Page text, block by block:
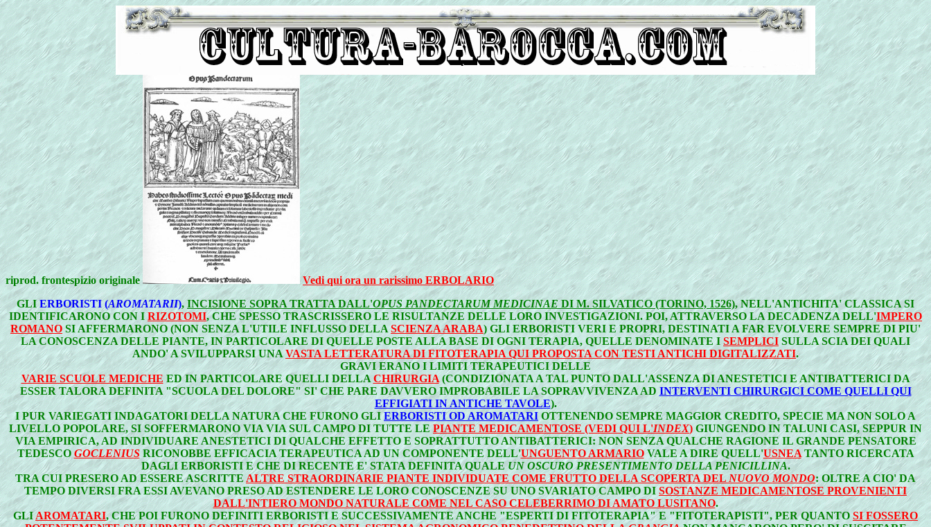
riprod. frontespizio originale
Vedi qui ora un rarissimo ERBOLARIO
GLIERBORISTI (AROMATARII),INCISIONE SOPRA TRATTA DALL'OPUS PANDECTARUM MEDICINAEDI M. SILVATICO (TORINO, 1526), NELL'ANTICHITA' CLASSICA SI
IDENTIFICARONO CON IRIZOTOMI, CHE SPESSO TRASCRISSERO LE RISULTANZE DELLE LORO INVESTIGAZIONI. POI, ATTRAVERSO LA DECADENZA DELL'IMPERO
ROMANO SI AFFERMARONO (NON SENZA L'UTILE INFLUSSO DELLASCIENZA ARABA) GLI ERBORISTI VERI E PROPRI, DESTINATI A FAR EVOLVERE SEMPRE DI PIU'
LA CONOSCENZA DELLE PIANTE, IN PARTICOLARE DI QUELLE POSTE ALLA BASE DI OGNI TERAPIA, QUELLE DENOMINATE I SEMPLICI SULLA SCIA DEI QUALI
ANDO' A SVILUPPARSI UNAVASTA LETTERATURA DI FITOTERAPIA QUI PROPOSTA CON TESTI ANTICHI DIGITALIZZATI.
GRAVI ERANO I LIMITI TERAPEUTICI DELLE
VARIE SCUOLE MEDICHE ED IN PARTICOLARE QUELLI DELLA CHIRURGIA(CONDIZIONATA A TAL PUNTO DALL'ASSENZA DI ANESTETICI E ANTIBATTERICI DA
ESSER TALORA DEFINITA "SCUOLA DEL DOLORE" SI' CHE PARE DAVVERO IMPROBABILE LA SOPRAVVIVENZA AD INTERVENTI CHIRURGICI COME QUELLI QUI
EFFIGIATI IN ANTICHE TAVOLE).
I PUR VARIEGATI INDAGATORI DELLA NATURA CHE FURONO GLIERBORISTI OD AROMATARI OTTENENDO SEMPRE MAGGIOR CREDITO, SPECIE MA NON SOLO A
LIVELLO POPOLARE, SI SOFFERMARONO VIA VIA SUL CAMPO DI TUTTE LE PIANTE MEDICAMENTOSE (VEDI QUI L'INDEX) GIUNGENDO IN TALUNI CASI, SEPPUR IN
VIA EMPIRICA, AD INDIVIDUARE ANESTETICI DI QUALCHE EFFETTO E SOPRATTUTTO ANTIBATTERICI: NON SENZA QUALCHE RAGIONE IL GRANDE PENSATORE
TEDESCOGOCLENIUSRICONOBBE EFFICACIA TERAPEUTICA AD UN COMPONENTE DELL'UNGUENTO ARMARIOVALE A DIRE QUELL'USNEATANTO RICERCATA
DAGLI ERBORISTI E CHE DI RECENTE E' STATA DEFINITA QUALEUN OSCURO PRESENTIMENTO DELLA PENICILLINA.
TRA CUI PRESERO AD ESSERE ASCRITTE ALTRE STRAORDINARIE PIANTE INDIVIDUATE COME FRUTTO DELLA SCOPERTA DEL NUOVO MONDO: OLTRE A CIO' DA
TEMPO DIVERSI FRA ESSI AVEVANO PRESO AD ESTENDERE LE LORO CONOSCENZE SU UNO SVARIATO CAMPO DISOSTANZE MEDICAMENTOSE PROVENIENTI
DALL'INTIERO MONDO NATURALE COME NEL CASO CELEBERRIMO DI AMATO LUSITANO.
GLIAROMATARI, CHE POI FURONO DEFINITI ERBORISTI E SUCCESSIVAMENTE ANCHE "ESPERTI DI FITOTERAPIA" E "FITOTERAPISTI", PER QUANTO SI FOSSERO